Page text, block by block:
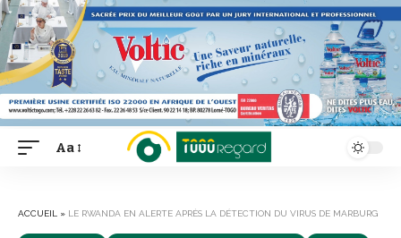
Font
Aa
ACCUEIL » LE RWANDA EN ALERTE APRÈS LA DÉTECTION DU VIRUS DE MARBURG